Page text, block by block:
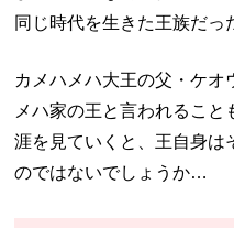
同じ時代を生きた王族だっ
カメハメハ大王の父・ケオ
メハ家の王と言われるこ
涯を見ていくと、王自身は
のではないでしょうか…